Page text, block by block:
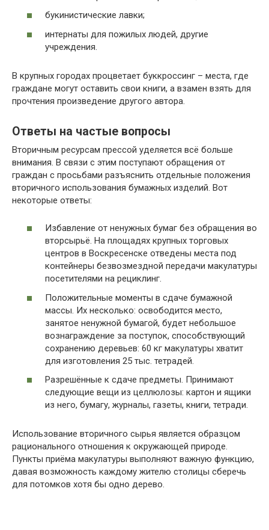
букинистические лавки;
интернаты для пожилых людей, другие
учреждения.
В крупных городах процветает буккроссинг – места, где
граждане могут оставить свои книги, а взамен взять для
прочтения произведение другого автора.
Ответы на частые вопросы
Вторичным ресурсам прессой уделяется всё больше
внимания. В связи с этим поступают обращения от
граждан с просьбами разъяснить отдельные положения
вторичного использования бумажных изделий. Вот
некоторые ответы:
Избавление от ненужных бумаг без обращения во
вторсырьё. На площадях крупных торговых
центров в Воскресенске отведены места под
контейнеры безвозмездной передачи макулатуры
посетителями на рециклинг.
Положительные моменты в сдаче бумажной
массы. Их несколько: освободится место,
занятое ненужной бумагой, будет небольшое
вознаграждение за поступок, способствующий
сохранению деревьев: 60 кг макулатуры хватит
для изготовления 25 тыс. тетрадей.
Разрешённые к сдаче предметы. Принимают
следующие вещи из целлюлозы: картон и ящики
из него, бумагу, журналы, газеты, книги, тетради.
Использование вторичного сырья является образцом
рационального отношения к окружающей природе.
Пункты приёма макулатуры выполняют важную функцию,
давая возможность каждому жителю столицы сберечь
для потомков хотя бы одно дерево.